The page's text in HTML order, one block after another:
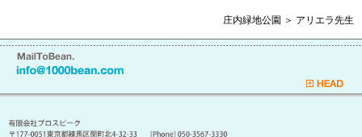
庄内緑地公園 ＞ アリエラ先生